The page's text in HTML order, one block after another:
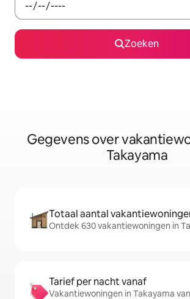
Zoeken
Gegevens over
Takayama
Totaal aantal
Ontdek 630 vakantiewoningen in
Tarief per nacht vanaf
Vakantiewoningen in Takayama